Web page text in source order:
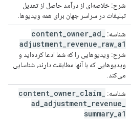
شرح: خلاصه‌ای از درآمد حاصل از تعدیل
تبلیغات در سراسر جهان برای همه ویدیوها.
شناسه: content owner ad
adjustment revenue raw a1
شرح: ویدیوهایی را که شما ادعا کرده‌اید و
ویدیوهایی که با آنها مطابقت دارند، شناسایی
می‌کند.
شناسه: content owner claim
ad adjustment revenue
summary a1